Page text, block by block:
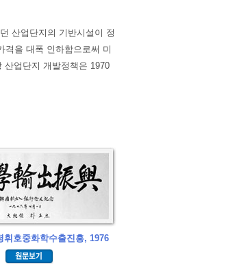
산업단지의 기반시설이 정
격을 대폭 인하함으로써 미
산업단지 개발정책은 1970
휘호중화학수출진흥, 1976